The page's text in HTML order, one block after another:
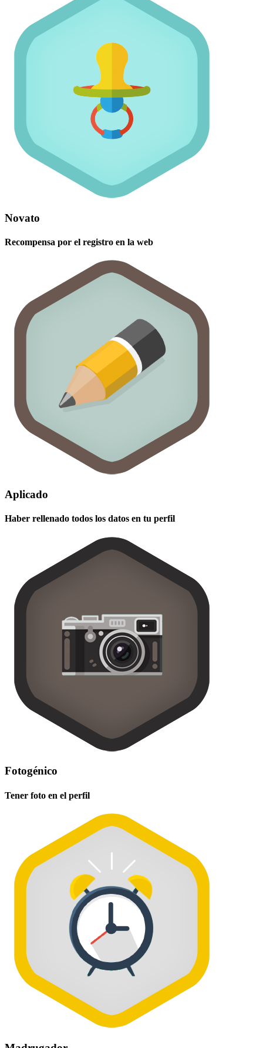
Novato
Recompensa por el registro en la web
Aplicado
Haber rellenado todos los datos en tu perfil
Fotogénico
Tener foto en el perfil